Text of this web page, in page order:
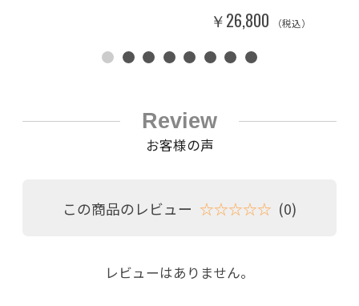
￥26,800 （税込）
Review
お客様の声
この商品のレビュー ☆☆☆☆☆ (0)
レビューはありません。